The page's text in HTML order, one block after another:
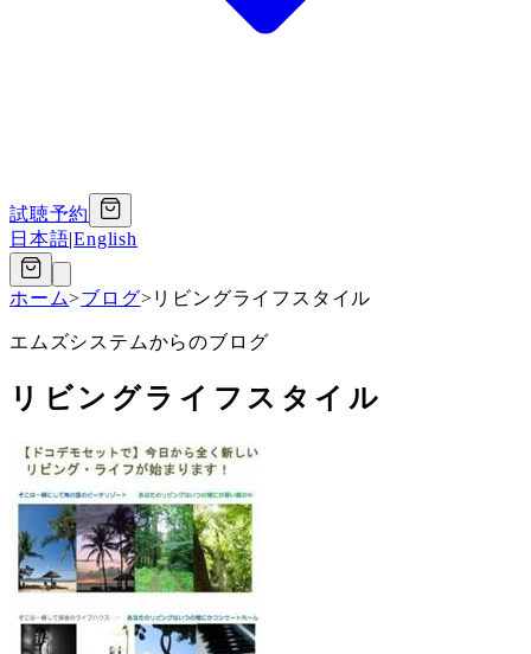
試聴予約
日本語|English
ホーム>ブログ>リビングライフスタイル
エムズシステムからのブログ
リビングライフスタイル